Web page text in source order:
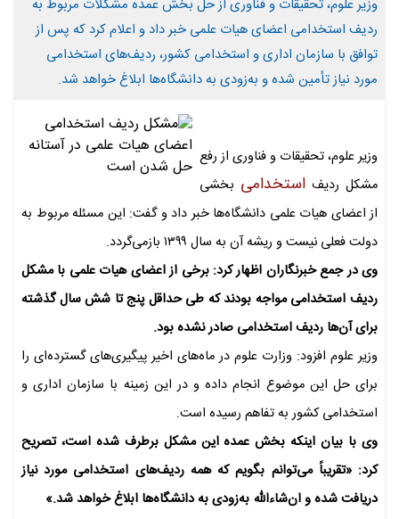
وزیر علوم، تحقیقات و فناوری از حل بخش عمده مشکلات مربوط به
ردیف استخدامی اعضای هیات علمی خبر داد و اعلام کرد که پس از
توافق با سازمان اداری و استخدامی کشور، ردیف‌های استخدامی
مورد نیاز تأمین شده و به‌زودی به دانشگاه‌ها ابلاغ خواهد شد.
وزیر علوم، تحقیقات و فناوری از رفع
مشکل ردیف استخدامی بخشی
از اعضای هیات علمی دانشگاه‌ها خبر داد و گفت: این مسئله مربوط به
دولت فعلی نیست و ریشه آن به سال ۱۳۹۹ بازمی‌گردد.
وی در جمع خبرنگاران اظهار کرد: برخی از اعضای هیات علمی با مشکل
ردیف استخدامی مواجه بودند که طی حداقل پنج تا شش سال گذشته
برای آن‌ها ردیف استخدامی صادر نشده بود.
وزیر علوم افزود: وزارت علوم در ماه‌های اخیر پیگیری‌های گسترده‌ای را
برای حل این موضوع انجام داده و در این زمینه با سازمان اداری و
استخدامی کشور به تفاهم رسیده است.
وی با بیان اینکه بخش عمده این مشکل برطرف شده است، تصریح
کرد: «تقریباً می‌توانم بگویم که همه ردیف‌های استخدامی مورد نیاز
دریافت شده و ان‌شاءالله به‌زودی به دانشگاه‌ها ابلاغ خواهد شد.»